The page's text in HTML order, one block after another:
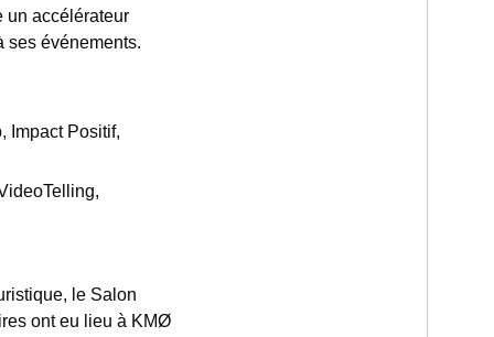
un accélérateur
ses événements.
Impact Positif,
le Salon
ont eu lieu à KMØ